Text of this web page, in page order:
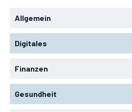
Allgemein
Digitales
Finanzen
Gesundheit